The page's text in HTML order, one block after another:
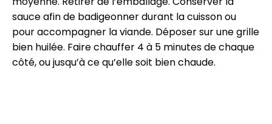
sauce afin de badigeonner durant la cuisson ou
pour accompagner la viande. Déposer sur une grille
bien huilée. Faire chauffer 4 à 5 minutes de chaque
côté, ou jusqu’à ce qu’elle soit bien chaude.